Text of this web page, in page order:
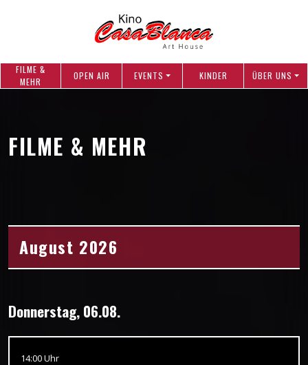
FILME &
MEHR
OPEN AIR EVENTS KINDER ÜBER UNS
FILME & MEHR
August 2026
Donnerstag, 06.08.
14:00 Uhr